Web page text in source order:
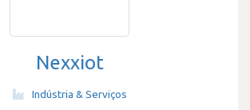
Nexxiot
Indústria & Serviços